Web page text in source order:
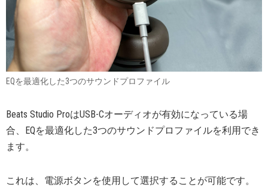
EQを最適化した3つのサウンドプロファイル
Beats Studio ProはUSB-Cオーディオが有効になっている場
合、EQを最適化した3つのサウンドプロファイルを利用でき
ます。
これは、電源ボタンを使用して選択することが可能です。